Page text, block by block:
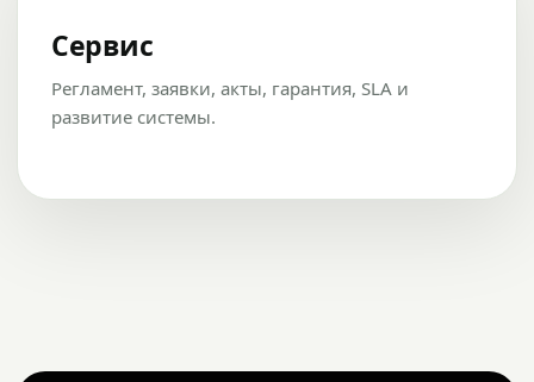
Сервис
Регламент, заявки, акты, гарантия, SLA и
развитие системы.